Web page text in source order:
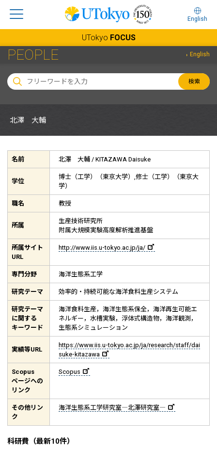
English
UTokyo FOCUS
PEOPLE English
検索
北澤 大輔
名前 北澤 大輔 / KITAZAWA Daisuke
学位
博士（工学）（東京大学）,修士（工学）（東京大
学）
職名 教授
所属
生産技術研究所
附属大規模実験高度解析推進基盤
所属サイト
URL
http://www.iis.u-tokyo.ac.jp/ja/
専門分野 海洋生態系工学
研究テーマ 効率的・持続可能な海洋食料生産システム
研究テーマ
に関する
キーワード
海洋食料生産，海洋生態系保全，海洋再生可能エ
ネルギー，水槽実験，浮体式構造物，海洋観測，
生態系シミュレーション
実績等URL
https://www.iis.u-tokyo.ac.jp/ja/research/staff/dai
suke-kitazawa
Scopus
ページへの
リンク
Scopus
その他リン
ク
海洋生態系工学研究室―北澤研究室―
科研費（最新10件）